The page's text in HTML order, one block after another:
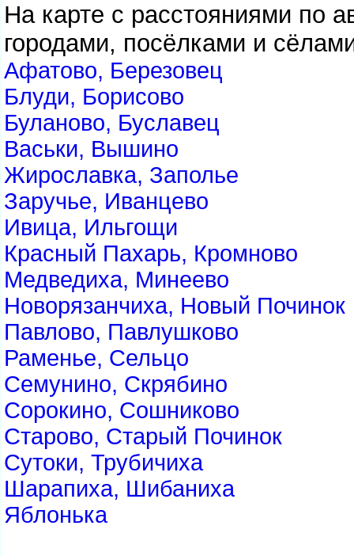
На карте с расстояниями по
городами, посёлками и
Афатово, Березовец
Блуди, Борисово
Буланово, Буславец
Васьки, Вышино
Жирославка, Заполье
Заручье, Иванцево
Ивица, Ильгощи
Красный Пахарь, Кромново
Медведиха, Минеево
Новорязанчиха, Новый Починок
Павлово, Павлушково
Раменье, Сельцо
Семунино, Скрябино
Сорокино, Сошниково
Старово, Старый Починок
Сутоки, Трубичиха
Шарапиха, Шибаниха
Яблонька